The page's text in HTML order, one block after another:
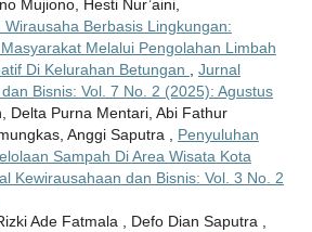
Mujiono, Hesti Nur’aini,
Wirausaha Berbasis Lingkungan:
Melalui Pengolahan Limbah
Di Kelurahan Betungan
Jurnal
Bisnis: Vol. 7 No. 2 (2025): Agustus
Delta Purna Mentari, Abi Fathur
Anggi Saputra , Penyuluhan
Sampah Di Area Wisata Kota
Kewirausahaan dan Bisnis: Vol. 3 No. 2
Ade Fatmala , Defo Dian Saputra ,